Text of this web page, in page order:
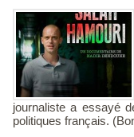
journaliste a essayé
politiques français.